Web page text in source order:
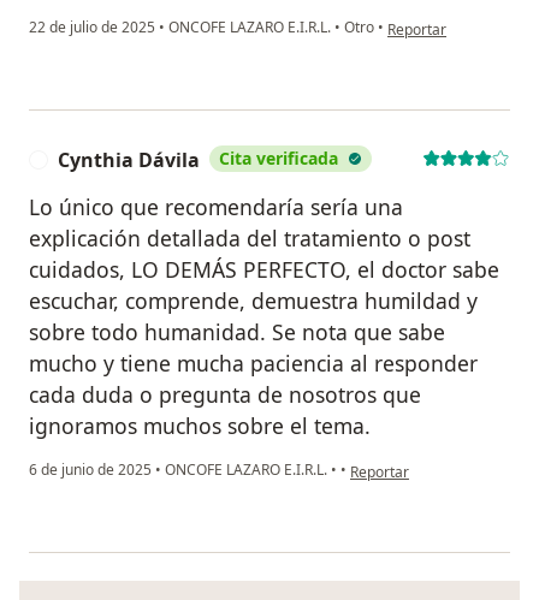
22 de julio de 2025 • ONCOFE LAZARO E.I.R.L. • Otro • en opinión del
Reportar
Cynthia Dávila Cita verificada
Lo único que recomendaría sería una
explicación detallada del tratamiento o post
cuidados, LO DEMÁS PERFECTO, el doctor sabe
escuchar, comprende, demuestra humildad y
sobre todo humanidad. Se nota que sabe
mucho y tiene mucha paciencia al responder
cada duda o pregunta de nosotros que
ignoramos muchos sobre el tema.
6 de junio de 2025 • ONCOFE LAZARO E.I.R.L. • • en opinión del usuario
Reportar